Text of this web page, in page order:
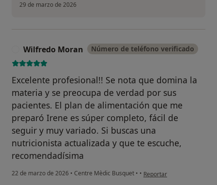
29 de marzo de 2026
Wilfredo Moran Número de teléfono verificado
Excelente profesional!! Se nota que domina la
materia y se preocupa de verdad por sus
pacientes. El plan de alimentación que me
preparó Irene es súper completo, fácil de
seguir y muy variado. Si buscas una
nutricionista actualizada y que te escuche,
recomendadísima
22 de marzo de 2026 • Centre Mèdic Busquet • • en opinión del usuario
Reportar